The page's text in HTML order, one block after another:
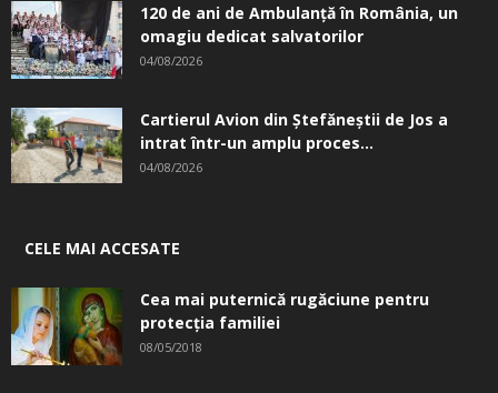
120 de ani de Ambulanță în România, un
omagiu dedicat salvatorilor
04/08/2026
Cartierul Avion din Ştefăneştii de Jos a
intrat într-un amplu proces...
04/08/2026
CELE MAI ACCESATE
Cea mai puternică rugăciune pentru
protecția familiei
08/05/2018